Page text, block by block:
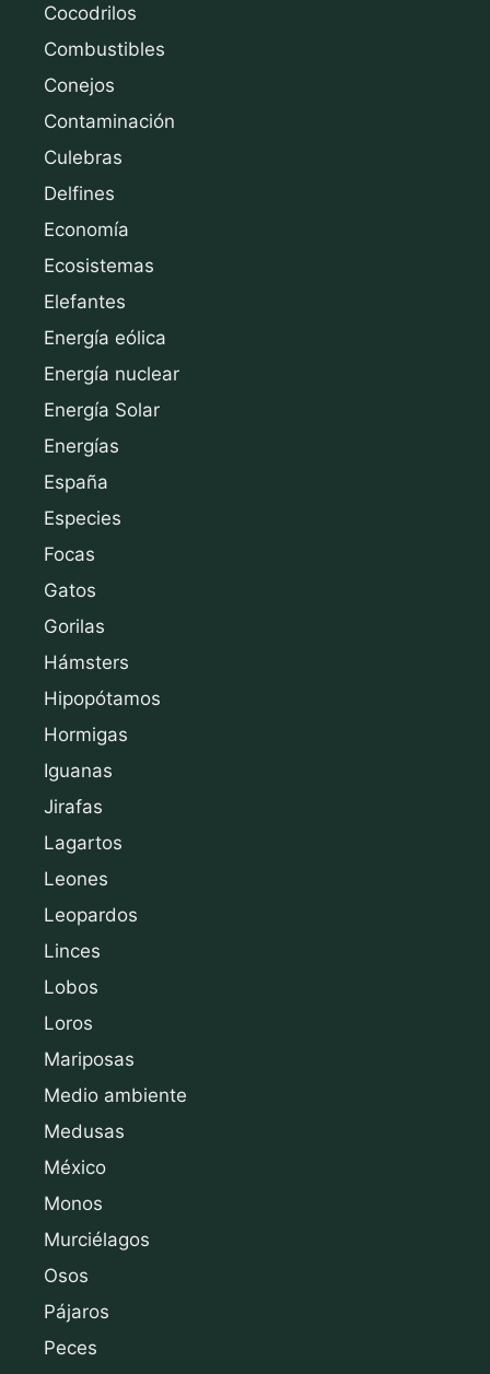
Cocodrilos
Combustibles
Conejos
Contaminación
Culebras
Delfines
Economía
Ecosistemas
Elefantes
Energía eólica
Energía nuclear
Energía Solar
Energías
España
Especies
Focas
Gatos
Gorilas
Hámsters
Hipopótamos
Hormigas
Iguanas
Jirafas
Lagartos
Leones
Leopardos
Linces
Lobos
Loros
Mariposas
Medio ambiente
Medusas
México
Monos
Murciélagos
Osos
Pájaros
Peces